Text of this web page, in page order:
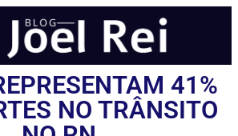
41%
NO TRÂNSITO